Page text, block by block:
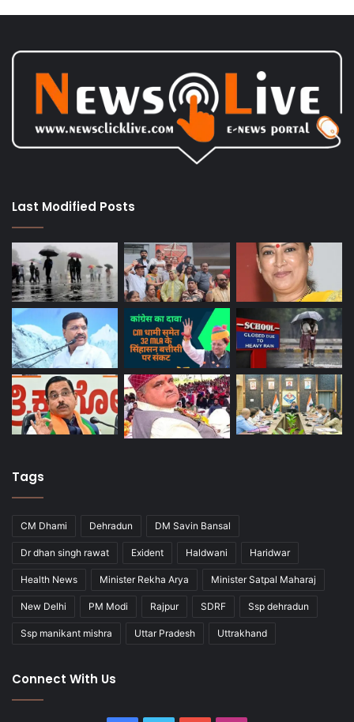
Last Modified Posts
Tags
CM Dhami Dehradun DM Savin Bansal
Dr dhan singh rawat Exident Haldwani Haridwar
Health News Minister Rekha Arya Minister Satpal Maharaj
New Delhi PM Modi Rajpur SDRF Ssp dehradun
Ssp manikant mishra Uttar Pradesh Uttrakhand
Connect With Us